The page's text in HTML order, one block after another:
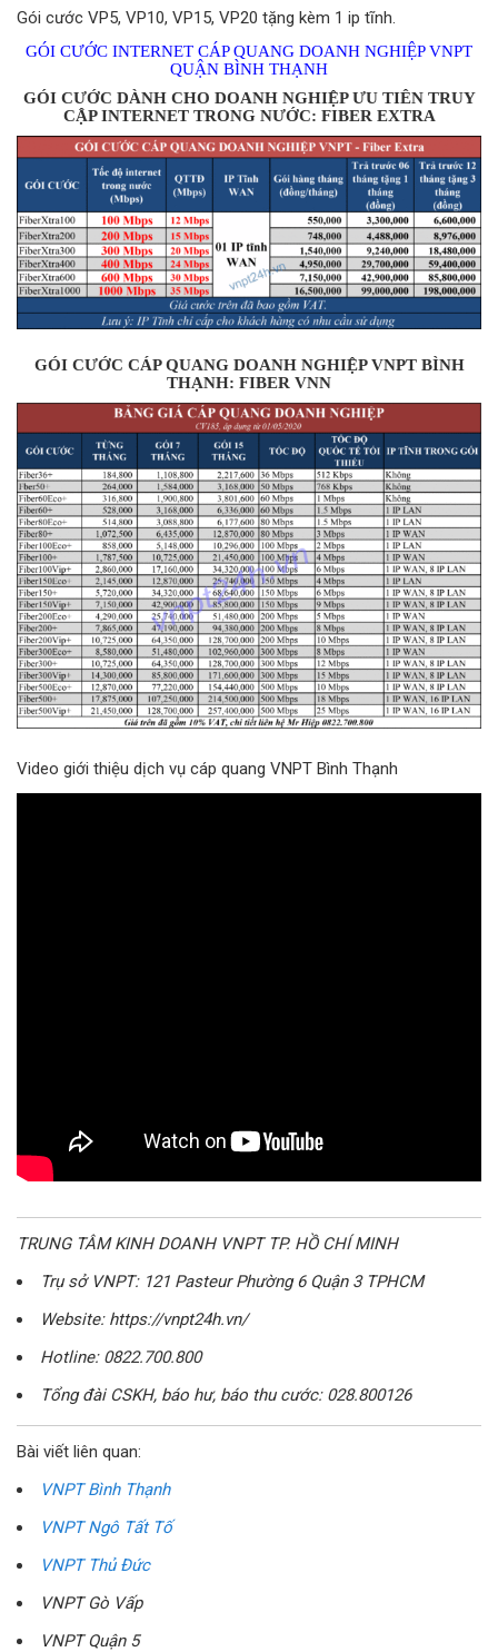
Gói cước VP5, VP10, VP15, VP20 tặng kèm 1 ip tĩnh.
GÓI CƯỚC INTERNET CÁP QUANG DOANH NGHIỆP VNPT
QUẬN BÌNH THẠNH
GÓI CƯỚC DÀNH CHO DOANH NGHIỆP ƯU TIÊN TRUY
CẬP INTERNET TRONG NƯỚC: FIBER EXTRA
GÓI CƯỚC CÁP QUANG DOANH NGHIỆP VNPT BÌNH
THẠNH: FIBER VNN
Video giới thiệu dịch vụ cáp quang VNPT Bình Thạnh
TRUNG TÂM KINH DOANH VNPT TP. HỒ CHÍ MINH
Trụ sở VNPT: 121 Pasteur Phường 6 Quận 3 TPHCM
Website: https://vnpt24h.vn/
Hotline: 0822.700.800
Tổng đài CSKH, báo hư, báo thu cước: 028.800126
Bài viết liên quan:
VNPT Bình Thạnh
VNPT Ngô Tất Tố
VNPT Thủ Đức
VNPT Gò Vấp
VNPT Quận 5